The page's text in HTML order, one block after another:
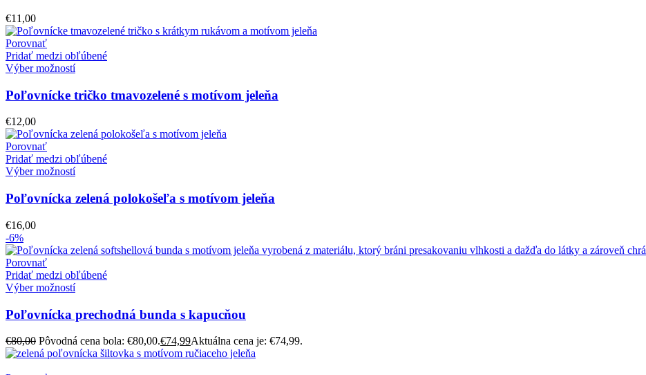
€11,00
Porovnať
Pridať medzi obľúbené
Výber možností
Poľovnícke tričko tmavozelené s motívom jeleňa
€12,00
Porovnať
Pridať medzi obľúbené
Výber možností
Poľovnícka zelená polokošeľa s motívom jeleňa
€16,00
-6%
Porovnať
Pridať medzi obľúbené
Výber možností
Poľovnícka prechodná bunda s kapucňou
€80,00 Pôvodná cena bola: €80,00.€74,99Aktuálna cena je: €74,99.